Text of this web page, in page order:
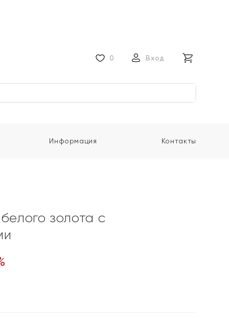
0 Вход
Информация Контакты
золота с